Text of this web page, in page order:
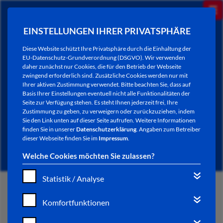
EINSTELLUNGEN IHRER PRIVATSPHÄRE
Diese Website schützt Ihre Privatsphäre durch die Einhaltung der
EU-Datenschutz-Grundverordnung (DSGVO). Wir verwenden
daher zunächst nur Cookies, die für den Betrieb der Webseite
zwingend erforderlich sind. Zusätzliche Cookies werden nur mit
Ihrer aktiven Zustimmung verwendet. Bitte beachten Sie, dass auf
Basis Ihrer Einstellungen eventuell nicht alle Funktionalitäten der
Seite zur Verfügung stehen. Es steht Ihnen jederzeit frei, Ihre
Zustimmung zu geben, zu verweigern oder zurückzuziehen, indem
Sie den Link unten auf dieser Seite aufrufen. Weitere Informationen
finden Sie in unsererDatenschutzerklärung. Angaben zum Betreiber
dieser Webseite finden Sie im Impressum.
Welche Cookies möchten Sie zulassen?
Statistik / Analyse
Komfortfunktionen
NEWSLETTER / CITY LETTER
START